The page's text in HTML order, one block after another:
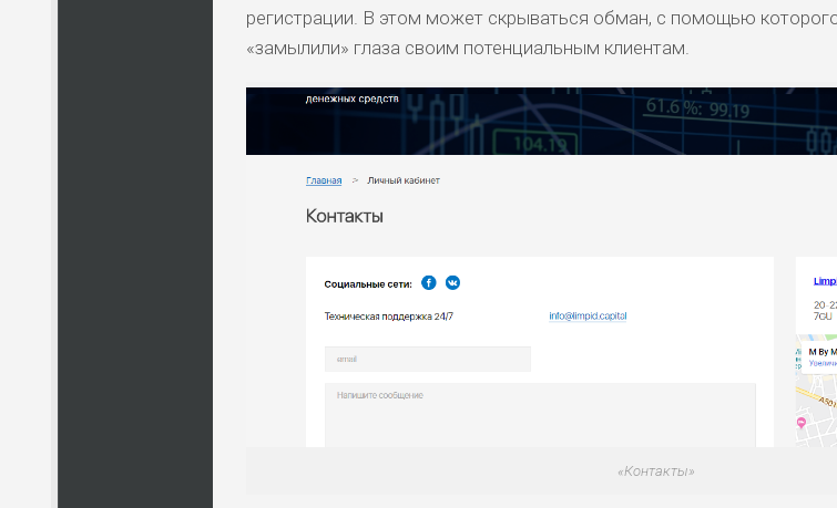
регистрации. В этом может скрываться обман, с помощью
«замылили» глаза своим потенциальным клиентам.
«Контакты»